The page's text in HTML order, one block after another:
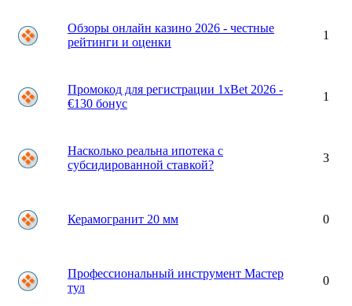
Обзоры онлайн казино 2026 - честные
рейтинги и оценки
1
Промокод для регистрации 1xBet 2026 -
€130 бонус
1
Насколько реальна ипотека с
субсидированной ставкой?
3
Керамогранит 20 мм 0
Профессиональный инструмент Мастер
тул
0